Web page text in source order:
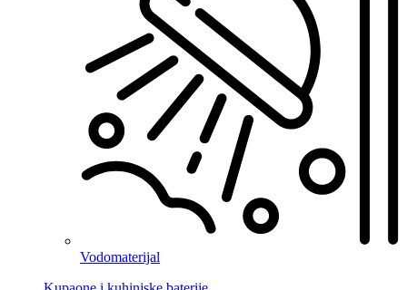
Vodomaterijal